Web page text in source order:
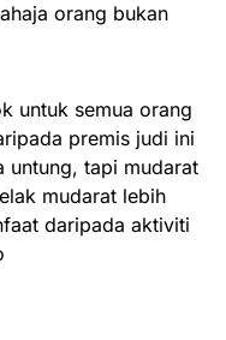
orang bukan
untuk semua orang
premis judi ini
untung, tapi mudarat
mudarat lebih
daripada aktiviti